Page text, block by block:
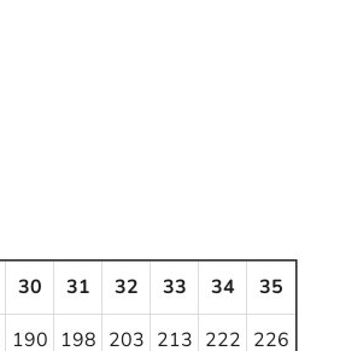
30 31 32 33 34
35
190 198 203 213 222 226